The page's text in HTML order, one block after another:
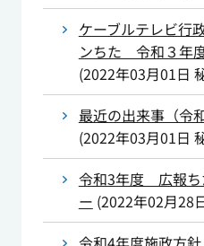
ケーブルテレビ行
ンちた 令和３年
(2022年03月01日
最近の出来事（令
(2022年03月01日
令和3年度 広報
ー (2022年02月28